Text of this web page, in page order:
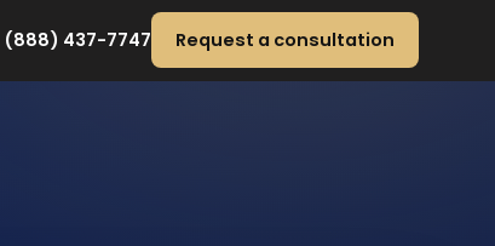
(888) 437-7747 Request a consultation